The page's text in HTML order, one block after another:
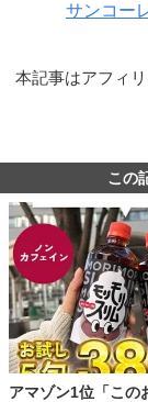
サンコー
本記事はアフィ
この
アマゾン1位「この